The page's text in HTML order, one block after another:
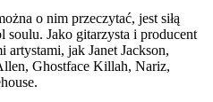
o nim przeczytać, jest siłą
soulu. Jako gitarzysta i producent
artystami, jak Janet Jackson,
Ghostface Killah, Nariz,